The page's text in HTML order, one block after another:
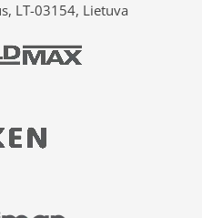
LT-03154, Lietuva